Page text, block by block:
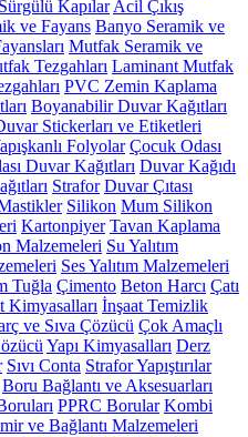
Sürgülü Kapılar Acil Çıkış
ve Fayans Banyo Seramik ve
Mutfak Seramik ve
Tezgahları Laminant Mutfak
PVC Zemin Kaplama
Boyanabilir Duvar Kağıtları
Stickerları ve Etiketleri
Folyolar Çocuk Odası
Duvar Kağıtları Duvar Kağıdı
Strafor Duvar Çıtası
Silikon Mum Silikon
Kartonpiyer Tavan Kaplama
Malzemeleri Su Yalıtım
Ses Yalıtım Malzemeleri
Tuğla Çimento Beton Harcı Çatı
Kimyasalları İnşaat Temizlik
ve Sıva Çözücü Çok Amaçlı
Yapı Kimyasalları Derz
Sıvı Conta Strafor Yapıştırılar
Boru Bağlantı ve Aksesuarları
PPRC Borular Kombi
ve Bağlantı Malzemeleri